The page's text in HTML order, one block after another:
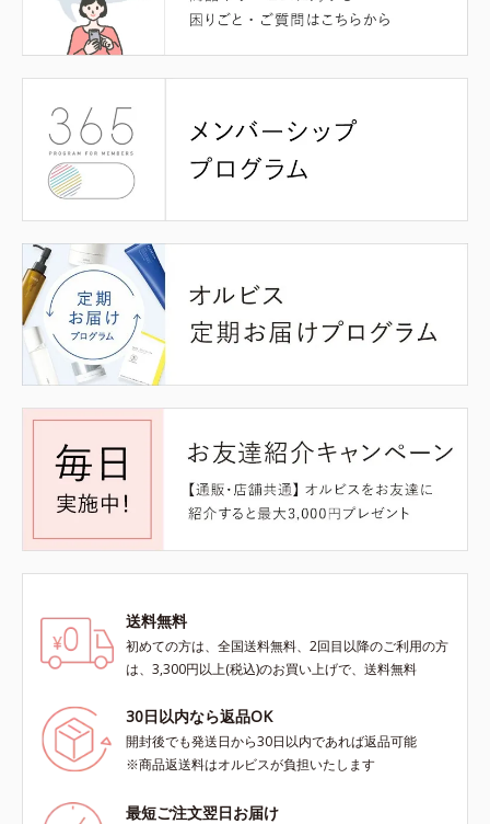
送料無料
初めての方は、全国送料無料、2回目以降のご利用の方
は、3,300円以上(税込)のお買い上げで、送料無料
30日以内なら返品OK
開封後でも発送日から30日以内であれば返品可能
※商品返送料はオルビスが負担いたします
最短ご注文翌日お届け